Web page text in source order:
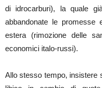
di idrocarburi), la quale
abbandonate le promesse
estera (rimozione delle
economici italo-russi).
Allo stesso tempo, insistere